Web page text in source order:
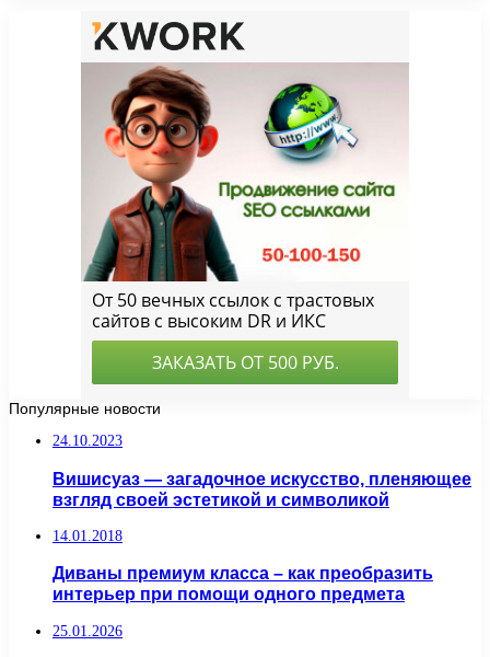
Популярные новости
24.10.2023
Вишисуаз — загадочное искусство, пленяющее
взгляд своей эстетикой и символикой
14.01.2018
Диваны премиум класса – как преобразить
интерьер при помощи одного предмета
25.01.2026